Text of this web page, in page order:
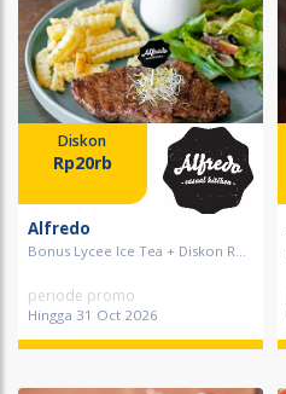
Diskon
Rp20rb
Alfredo
Bonus Lycee Ice Tea + Diskon R...
periode promo
Hingga 31 Oct 2026